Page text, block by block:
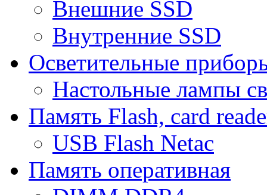
Внешние SSD
Внутренние SSD
Осветительные
Настольные лампы
Память Flash, card
USB Flash Netac
Память оперативная